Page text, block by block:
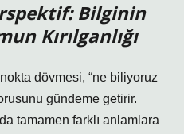
Bilginin
Kırılganlığı
dövmesi, “ne biliyoruz
gündeme getirir.
tamamen farklı anlamlara